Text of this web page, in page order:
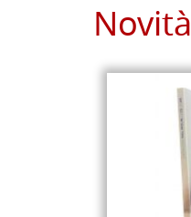
Novità